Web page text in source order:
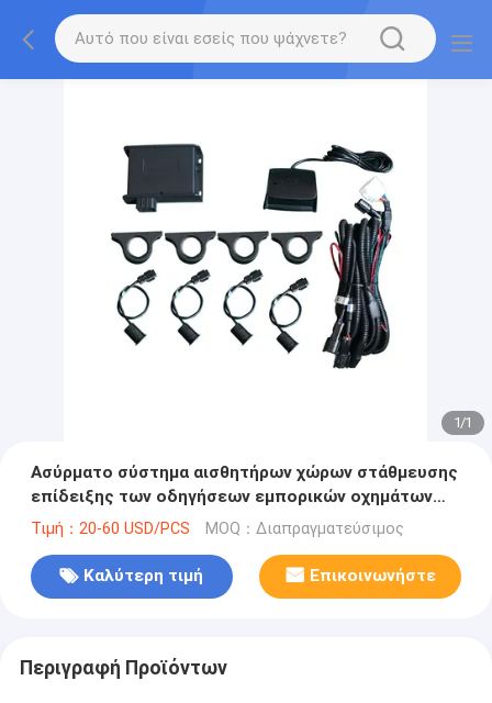
1/1
Ασύρματο σύστημα αισθητήρων χώρων στάθμευσης
επίδειξης των οδηγήσεων εμπορικών οχημάτων
και λεωφορείων
Τιμή：20-60 USD/PCS MOQ：Διαπραγματεύσιμος
Καλύτερη τιμή Επικοινωνήστε
Περιγραφή Προϊόντων